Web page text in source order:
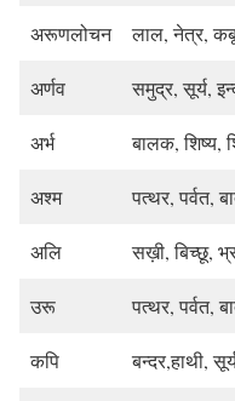
अरूणलोचन लाल, नेत्र,
अर्णव समुद्र, सूर्य,
अर्भ बालक, शिष्य,
अश्म पत्थर, पर्वत,
अलि सख़ी, बिच्छू,
उरू पत्थर, पर्वत,
कपि बन्दर,हाथी,